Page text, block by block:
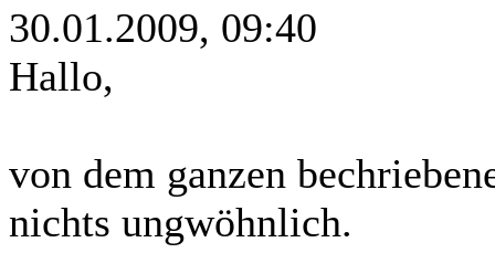
30.01.2009, 09:40
Hallo,
von dem ganzen
nichts ungwöhnlich.